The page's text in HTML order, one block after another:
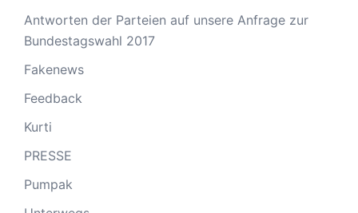
Antworten der Parteien auf unsere Anfrage zur
Bundestagswahl 2017
Fakenews
Feedback
Kurti
PRESSE
Pumpak